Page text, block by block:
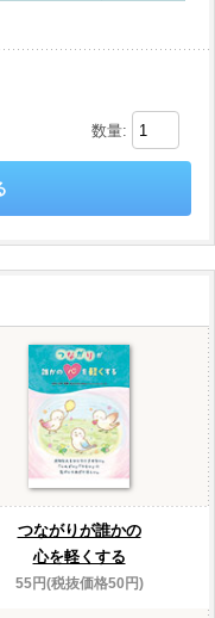
数量:
つながりが誰かの
心を軽くする
55円(税抜価格50円)